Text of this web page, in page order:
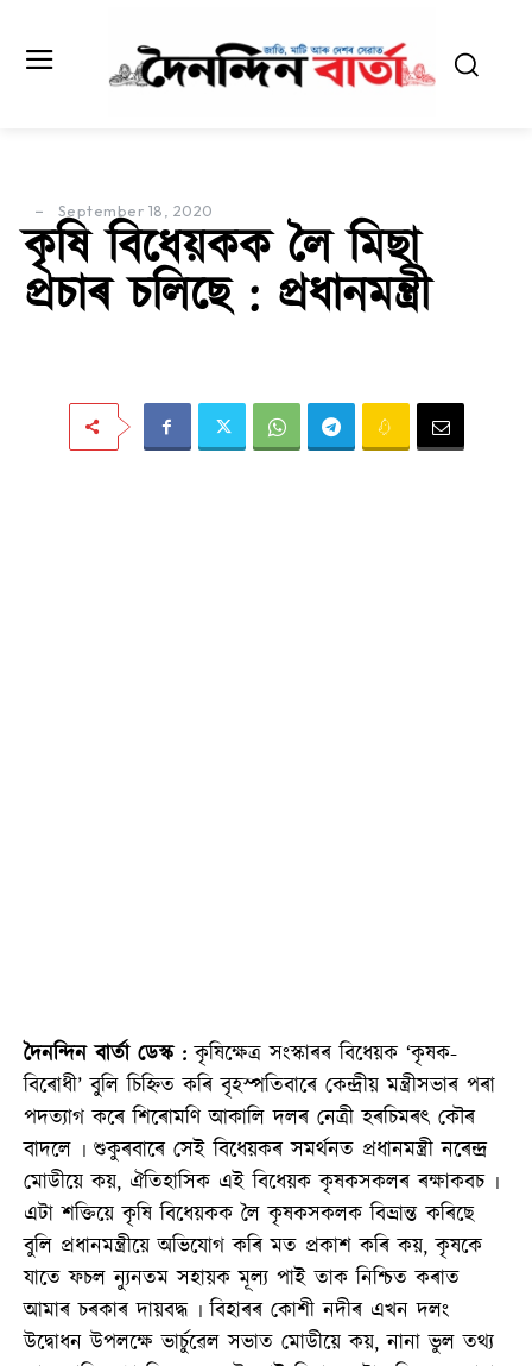
September 18, 2020
কৃষি বিধেয়কক লৈ মিছা
প্ৰচাৰ চলিছে : প্ৰধানমন্ত্ৰী
দৈনন্দিন বাৰ্তা ডেস্ক :কৃষিক্ষেত্র সংস্কাৰৰ বিধেয়ক ‘কৃষক-
বিৰোধী’ বুলি চিহ্নিত কৰি বৃহস্পতিবাৰে কেন্দ্ৰীয় মন্ত্ৰীসভাৰ পৰা
পদত্যাগ কৰে শিৰোমণি আকালি দলৰ নেত্ৰী হৰচিমৰৎ কৌৰ
বাদলে ৷ শুকুৰবাৰে সেই বিধেয়কৰ সমৰ্থনত প্ৰধানমন্ত্ৰী নৰেন্দ্ৰ
মোডীয়ে কয়, ঐতিহাসিক এই বিধেয়ক কৃষকসকলৰ ৰক্ষাকবচ ৷
এটা শক্তিয়ে কৃষি বিধেয়কক লৈ কৃষকসকলক বিভ্রান্ত কৰিছে
বুলি প্ৰধানমন্ত্ৰীয়ে অভিযোগ কৰি মত প্ৰকাশ কৰি কয়, কৃষকে
যাতে ফচল ন্যুনতম সহায়ক মূল্য পাই তাক নিশ্চিত কৰাত
আমাৰ চৰকাৰ দায়বদ্ধ ৷ বিহাৰৰ কোশী নদীৰ এখন দলং
উদ্বোধন উপলক্ষে ভাৰ্চুৱেল সভাত মোডীয়ে কয়, নানা ভুল তথ্য